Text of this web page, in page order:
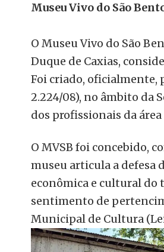
Museu Vivo do São
O Museu Vivo do São
Duque de Caxias,
Foi criado, oficialmente,
2.224/08), no âmbito da
dos profissionais da
O MVSB foi concebido,
museu articula a defesa
econômica e cultural do
sentimento de
Municipal de Cultura